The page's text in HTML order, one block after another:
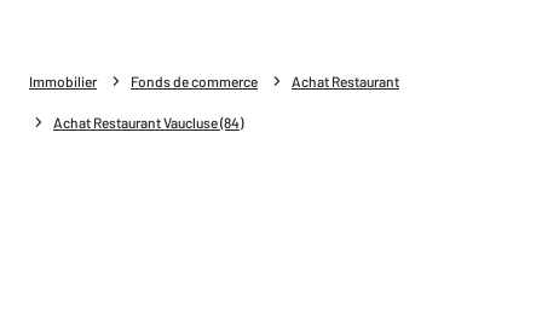
Immobilier Fonds de commerce Achat Restaurant
Achat Restaurant Vaucluse (84)